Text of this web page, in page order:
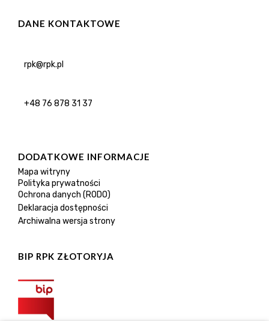
DANE KONTAKTOWE
rpk@rpk.pl
+48 76 878 31 37
DODATKOWE INFORMACJE
Mapa witryny
Polityka prywatności
Ochrona danych (RODO)
Deklaracja dostępności
Archiwalna wersja strony
BIP RPK ZŁOTORYJA